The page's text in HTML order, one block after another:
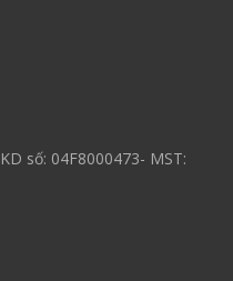
số: 04F8000473- MST: